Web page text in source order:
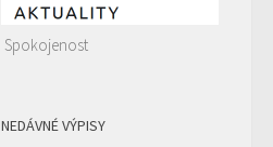
Spokojenost
NEDÁVNÉ VÝPISY